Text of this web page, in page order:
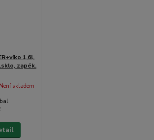
1,6l,
zapék.
Není skladem